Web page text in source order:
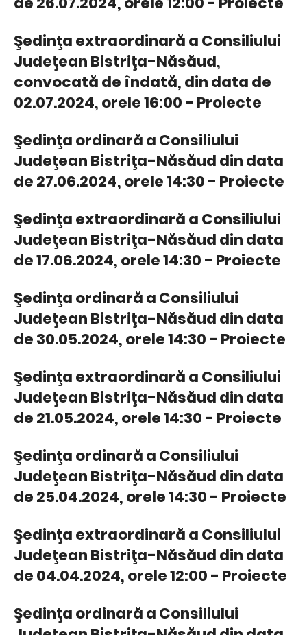
Şedinţa extraordinară a Consiliului
Judeţean Bistriţa-Năsăud,
convocată de îndată, din data de
02.07.2024, orele 16:00 - Proiecte
Şedinţa ordinară a Consiliului
Judeţean Bistriţa-Năsăud din data
de 27.06.2024, orele 14:30 - Proiecte
Şedinţa extraordinară a Consiliului
Judeţean Bistriţa-Năsăud din data
de 17.06.2024, orele 14:30 - Proiecte
Şedinţa ordinară a Consiliului
Judeţean Bistriţa-Năsăud din data
de 30.05.2024, orele 14:30 - Proiecte
Şedinţa extraordinară a Consiliului
Judeţean Bistriţa-Năsăud din data
de 21.05.2024, orele 14:30 - Proiecte
Şedinţa ordinară a Consiliului
Judeţean Bistriţa-Năsăud din data
de 25.04.2024, orele 14:30 - Proiecte
Şedinţa extraordinară a Consiliului
Judeţean Bistriţa-Năsăud din data
de 04.04.2024, orele 12:00 - Proiecte
Şedinţa ordinară a Consiliului